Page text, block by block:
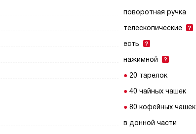
поворотная ручка
телескопические
есть
нажимной
20 тарелок
40 чайных чашек
80 кофейных чашек
в донной части